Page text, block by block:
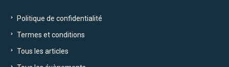
Politique de confidentialité
Termes et conditions
Tous les articles